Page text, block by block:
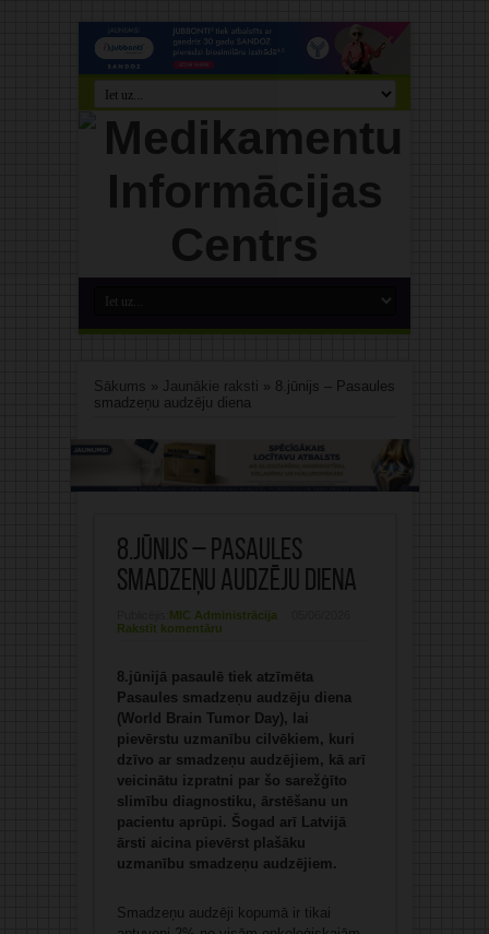
Sākums » Jaunākie raksti » 8.jūnijs – Pasaules
smadzeņu audzēju diena
8.jūnijs – Pasaules
smadzeņu audzēju diena
MIC Administrācija
Rakstīt komentāru
8.jūnijā pasaulē tiek atzīmēta
Pasaules smadzeņu audzēju diena
(World Brain Tumor Day), lai
pievērstu uzmanību cilvēkiem, kuri
dzīvo ar smadzeņu audzējiem, kā arī
veicinātu izpratni par šo sarežģīto
slimību diagnostiku, ārstēšanu un
pacientu aprūpi. Šogad arī Latvijā
ārsti aicina pievērst plašāku
uzmanību smadzeņu audzējiem.
Smadzeņu audzēji kopumā ir tikai